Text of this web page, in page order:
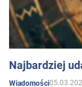
Najbardziej
Wiadomości